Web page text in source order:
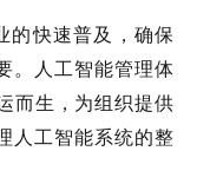
快速普及，确保
。人工智能管理体
而生，为组织提供
人工智能系统的整